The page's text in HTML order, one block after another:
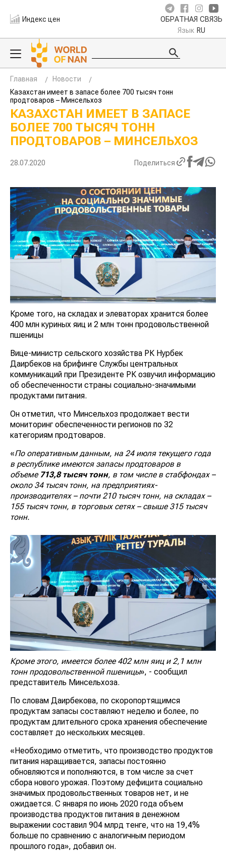
Индекс цен ОБРАТНАЯ СВЯЗЬ
Язык RU
Главная
Новости
Казахстан имеет в запасе более 700 тысяч тонн
продтоваров – Минсельхоз
КАЗАХСТАН ИМЕЕТ В ЗАПАСЕ
БОЛЕЕ 700 ТЫСЯЧ ТОНН
ПРОДТОВАРОВ – МИНСЕЛЬХОЗ
28.07.2020 Поделиться
Кроме того, на складах и элеваторах хранится более
400 млн куриных яиц и 2 млн тонн продовольственной
пшеницы
Вице-министр сельского хозяйства РК Нурбек
Даирбеков на брифинге Службы центральных
коммуникаций при Президенте РК озвучил информацию
об обеспеченности страны социально-значимыми
продуктами питания.
Он отметил, что Минсельхоз продолжает вести
мониторинг обеспеченности регионов по 32
категориям продтоваров.
«По оперативным данным, на 24 июля текущего года
в республике имеются запасы продтоваров в
объеме 713,8 тысяч тонн, в том числе в стабфондах –
около 34 тысяч тонн, на предприятиях-
производителях – почти 210 тысяч тонн, на складах –
155 тысяч тонн, в торговых сетях – свыше 315 тысяч
тонн.
Кроме этого, имеется более 402 млн яиц и 2,1 млн
тонн продовольственной пшеницы», - сообщил
представитель Минсельхоза.
По словам Даирбекова, по скоропортящимся
продуктам запасы составляют неделю и более, по
продуктам длительного срока хранения обеспечение
составляет до нескольких месяцев.
«Необходимо отметить, что производство продуктов
питания наращивается, запасы постоянно
обновляются и пополняются, в том числе за счет
сбора нового урожая. Поэтому дефицита социально
значимых продовольственных товаров нет, и не
ожидается. С января по июнь 2020 года объем
производства продуктов питания в денежном
выражении составил 904 млрд тенге, что на 19,4%
больше по сравнению с аналогичным периодом
прошлого года», добавил он.